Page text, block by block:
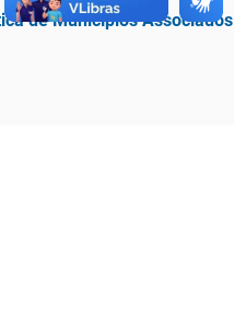
de Municípios Associados